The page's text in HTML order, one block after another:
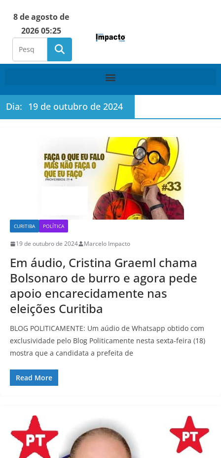
8 de agosto de
2026 05:25
Dia: 19 de outubro de 2024
CURITIBA POLÍTICA
19 de outubro de 2024 Marcelo Impacto
Em áudio, Cristina Graeml chama
Bolsonaro de burro e agora pede
apoio encarecidamente nas
eleições Curitiba
BLOG POLITICAMENTE: Um aúdio de Whatsapp obtido com
exclusividade pelo Blog Politicamente nesta sexta-feira (18)
mostra que a candidata a prefeita de
Read More